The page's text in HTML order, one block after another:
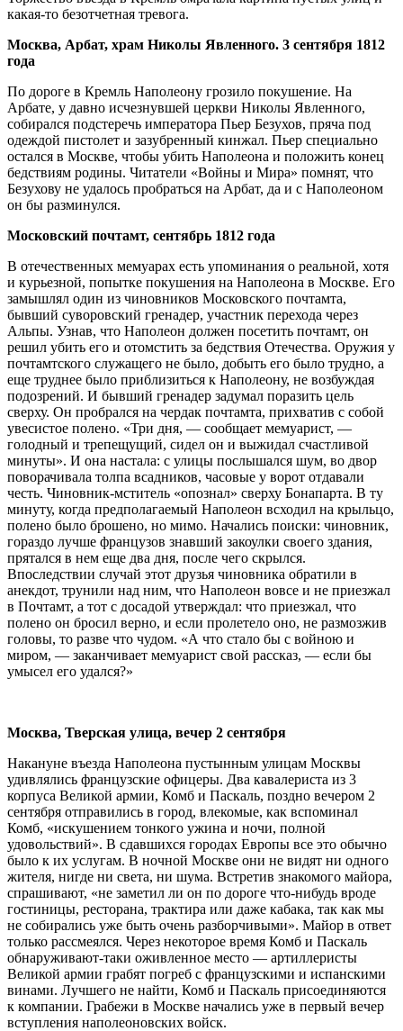
какая-то безотчетная тревога.
Москва, Арбат, храм Николы Явленного. 3 сентября 1812
года
По дороге в Кремль Наполеону грозило покушение. На
Арбате, у давно исчезнувшей церкви Николы Явленного,
собирался подстеречь императора Пьер Безухов, пряча под
одеждой пистолет и зазубренный кинжал. Пьер специально
остался в Москве, чтобы убить Наполеона и положить конец
бедствиям родины. Читатели «Войны и Мира» помнят, что
Безухову не удалось пробраться на Арбат, да и с Наполеоном
он бы разминулся.
Московский почтамт, сентябрь 1812 года
В отечественных мемуарах есть упоминания о реальной, хотя
и курьезной, попытке покушения на Наполеона в Москве. Его
замышлял один из чиновников Московского почтамта,
бывший суворовский гренадер, участник перехода через
Альпы. Узнав, что Наполеон должен посетить почтамт, он
решил убить его и отомстить за бедствия Отечества. Оружия у
почтамтского служащего не было, добыть его было трудно, а
еще труднее было приблизиться к Наполеону, не возбуждая
подозрений. И бывший гренадер задумал поразить цель
сверху. Он пробрался на чердак почтамта, прихватив с собой
увесистое полено. «Три дня, — сообщает мемуарист, —
голодный и трепещущий, сидел он и выжидал счастливой
минуты». И она настала: с улицы послышался шум, во двор
поворачивала толпа всадников, часовые у ворот отдавали
честь. Чиновник-мститель «опознал» сверху Бонапарта. В ту
минуту, когда предполагаемый Наполеон всходил на крыльцо,
полено было брошено, но мимо. Начались поиски: чиновник,
гораздо лучше французов знавший закоулки своего здания,
прятался в нем еще два дня, после чего скрылся.
Впоследствии случай этот друзья чиновника обратили в
анекдот, трунили над ним, что Наполеон вовсе и не приезжал
в Почтамт, а тот с досадой утверждал: что приезжал, что
полено он бросил верно, и если пролетело оно, не размозжив
головы, то разве что чудом. «А что стало бы с войною и
миром, — заканчивает мемуарист свой рассказ, — если бы
умысел его удался?»
Москва, Тверская улица, вечер 2 сентября
Накануне въезда Наполеона пустынным улицам Москвы
удивлялись французские офицеры. Два кавалериста из 3
корпуса Великой армии, Комб и Паскаль, поздно вечером 2
сентября отправились в город, влекомые, как вспоминал
Комб, «искушением тонкого ужина и ночи, полной
удовольствий». В сдавшихся городах Европы все это обычно
было к их услугам. В ночной Москве они не видят ни одного
жителя, нигде ни света, ни шума. Встретив знакомого майора,
спрашивают, «не заметил ли он по дороге что-нибудь вроде
гостиницы, ресторана, трактира или даже кабака, так как мы
не собирались уже быть очень разборчивыми». Майор в ответ
только рассмеялся. Через некоторое время Комб и Паскаль
обнаруживают-таки оживленное место — артиллеристы
Великой армии грабят погреб с французскими и испанскими
винами. Лучшего не найти, Комб и Паскаль присоединяются
к компании. Грабежи в Москве начались уже в первый вечер
вступления наполеоновских войск.